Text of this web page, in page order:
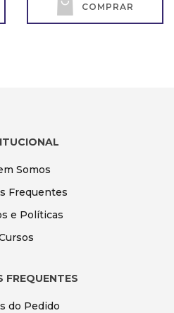
COMPRAR
Somos
Frequentes
e Políticas
FREQUENTES
do Pedido